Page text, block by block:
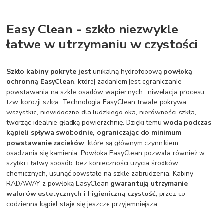
Easy Clean - szkło niezwykle
łatwe w utrzymaniu w czystości
Szkło kabiny pokryte jest unikalną hydrofobową powłoką
ochronną EasyClean, której zadaniem jest ograniczanie
powstawania na szkle osadów wapiennych i niwelacja procesu
tzw. korozji szkła. Technologia EasyClean trwale pokrywa
wszystkie, niewidoczne dla ludzkiego oka, nierówności szkła,
tworząc idealnie gładką powierzchnię. Dzięki temuwoda podczas
kąpieli spływa swobodnie, ograniczając do minimum
powstawanie zacieków, które są głównym czynnikiem
osadzania się kamienia. Powłoka EasyClean pozwala również w
szybki i łatwy sposób, bez konieczności użycia środków
chemicznych, usunąć powstałe na szkle zabrudzenia. Kabiny
RADAWAY z powłoką EasyClean gwarantują utrzymanie
walorów estetycznych i higieniczną czystość, przez co
codzienna kąpiel staje się jeszcze przyjemniejsza.